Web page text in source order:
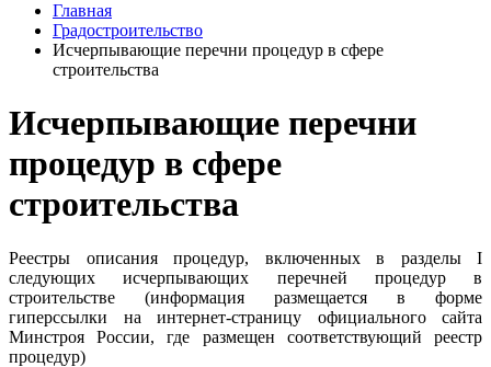
Главная
Градостроительство
Исчерпывающие перечни процедур в сфере
строительства
Исчерпывающие перечни
процедур в сфере
строительства
Реестры описания процедур, включенных в разделы I
следующих исчерпывающих перечней процедур в
строительстве (информация размещается в форме
гиперссылки на интернет-страницу официального сайта
Минстроя России, где размещен соответствующий реестр
процедур)